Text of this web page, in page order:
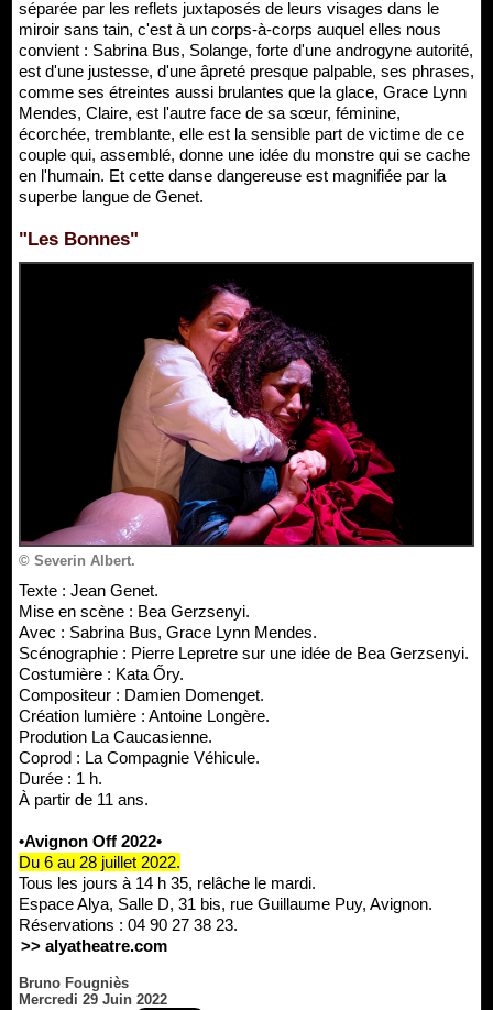
séparée par les reflets juxtaposés de leurs visages dans le
miroir sans tain, c'est à un corps-à-corps auquel elles nous
convient : Sabrina Bus, Solange, forte d'une androgyne autorité,
est d'une justesse, d'une âpreté presque palpable, ses phrases,
comme ses étreintes aussi brulantes que la glace, Grace Lynn
Mendes, Claire, est l'autre face de sa sœur, féminine,
écorchée, tremblante, elle est la sensible part de victime de ce
couple qui, assemblé, donne une idée du monstre qui se cache
en l'humain. Et cette danse dangereuse est magnifiée par la
superbe langue de Genet.
"Les Bonnes"
© Severin Albert.
Texte : Jean Genet.
Mise en scène : Bea Gerzsenyi.
Avec : Sabrina Bus, Grace Lynn Mendes.
Scénographie : Pierre Lepretre sur une idée de Bea Gerzsenyi.
Costumière : Kata Őry.
Compositeur : Damien Domenget.
Création lumière : Antoine Longère.
Prodution La Caucasienne.
Coprod : La Compagnie Véhicule.
Durée : 1 h.
À partir de 11 ans.
•Avignon Off 2022•
Du 6 au 28 juillet 2022.
Tous les jours à 14 h 35, relâche le mardi.
Espace Alya, Salle D, 31 bis, rue Guillaume Puy, Avignon.
Réservations : 04 90 27 38 23.
>> alyatheatre.com
Bruno Fougniès
Mercredi 29 Juin 2022